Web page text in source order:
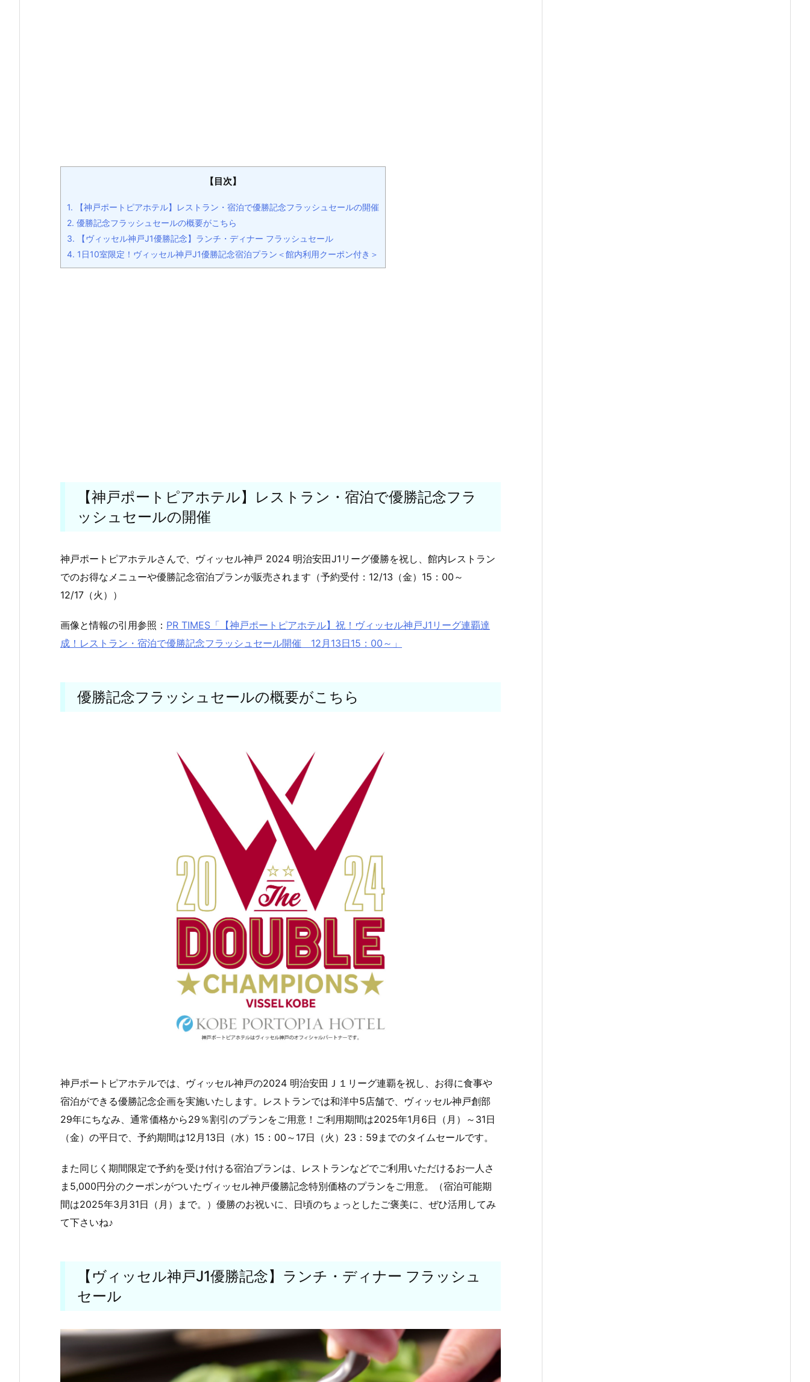
【目次】
1. 【神戸ポートピアホテル】レストラン・宿泊で優勝記念フラッシュセールの開催
2. 優勝記念フラッシュセールの概要がこちら
3. 【ヴィッセル神戸J1優勝記念】ランチ・ディナー フラッシュセール
4. 1日10室限定！ヴィッセル神戸J1優勝記念宿泊プラン＜館内利用クーポン付き＞
【神戸ポートピアホテル】レストラン・宿泊で優勝記念フラ
ッシュセールの開催
神戸ポートピアホテルさんで、ヴィッセル神戸 2024 明治安田J1リーグ優勝を祝し、館内レストラン
でのお得なメニューや優勝記念宿泊プランが販売されます（予約受付：12/13（金）15：00～
12/17（火））
画像と情報の引用参照： PR TIMES「【神戸ポートピアホテル】祝！ヴィッセル神戸J1リーグ連覇達
成！レストラン・宿泊で優勝記念フラッシュセール開催 12月13日15：00～」
優勝記念フラッシュセールの概要がこちら
神戸ポートピアホテルでは、ヴィッセル神戸の2024 明治安田Ｊ１リーグ連覇を祝し、お得に食事や
宿泊ができる優勝記念企画を実施いたします。レストランでは和洋中5店舗で、ヴィッセル神戸創部
29年にちなみ、通常価格から29％割引のプランをご用意！ご利用期間は2025年1月6日（月）～31日
（金）の平日で、予約期間は12月13日（水）15：00～17日（火）23：59までのタイムセールです。
また同じく期間限定で予約を受け付ける宿泊プランは、レストランなどでご利用いただけるお一人さ
ま5,000円分のクーポンがついたヴィッセル神戸優勝記念特別価格のプランをご用意。（宿泊可能期
間は2025年3月31日（月）まで。）優勝のお祝いに、日頃のちょっとしたご褒美に、ぜひ活用してみ
て下さいね♪
【ヴィッセル神戸J1優勝記念】ランチ・ディナー フラッシュ
セール